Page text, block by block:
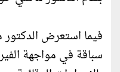
فيما استعرض
سباقة في مواجهة